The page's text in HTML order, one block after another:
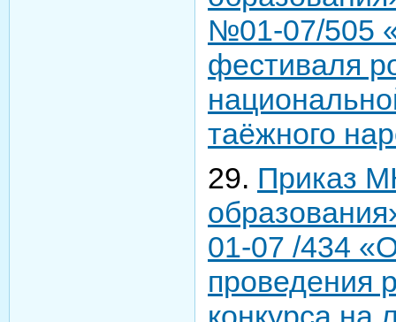
№01-07/505
фестиваля
таёжного
29. Приказ
01-07 /434
проведения